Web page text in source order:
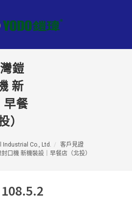
鎧
新
早餐
）
Industrial Co., Ltd.
客戶見證
口機 新機裝設｜早餐店（北投）
108.5.2